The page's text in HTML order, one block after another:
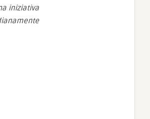
iniziativa